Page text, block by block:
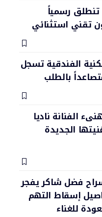
سلسلة POVA 8 تنطلق رسمياً
تقني استثنائي
الفندقية تسجل
بالطلب
الفنانة ناديا
الجديدة
فضل شاكر يفجر
إسقاط التهم
للغناء